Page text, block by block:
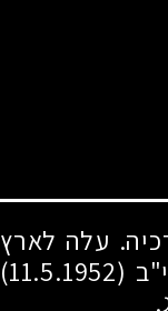
עלה לארץ
(11.5.1952)